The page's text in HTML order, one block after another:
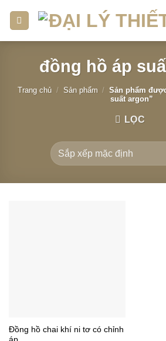
đồng hồ áp
Trang chủ / Sản phẩm / Sản phẩm
suất argon”
LỌC
Đồng hồ chai khí ni tơ có chỉnh